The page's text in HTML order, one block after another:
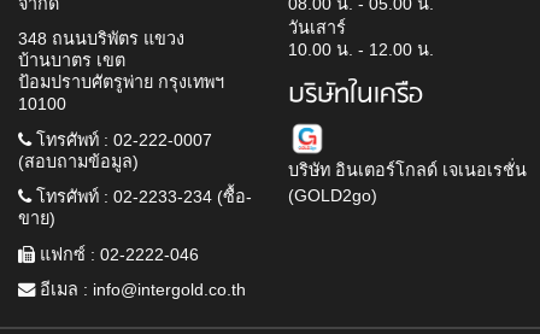
348 ถนนบริพัตร แขวง
บ้านบาตร เขต
ป้อมปราบศัตรูพ่าย กรุงเทพฯ
10100
โทรศัพท์ : 02-222-0007
(สอบถามข้อมูล)
โทรศัพท์ : 02-2233-234 (ซื้อ-
ขาย)
แฟกซ์ : 02-2222-046
อีเมล : info@intergold.co.th
วันเสาร์
10.00 น. - 12.00 น.
บริษัทในเครือ
บริษัท อินเตอร์โกลด์ เจเนอเรชั่น
(GOLD2go)